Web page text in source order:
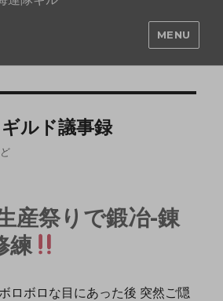
MENU
ギルド議事録
産祭りで鍛冶-錬
練
ロボロな目にあった後 突然ご隠